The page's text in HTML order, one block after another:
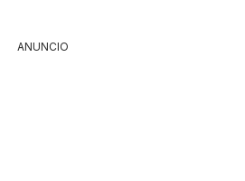
ANUNCIO